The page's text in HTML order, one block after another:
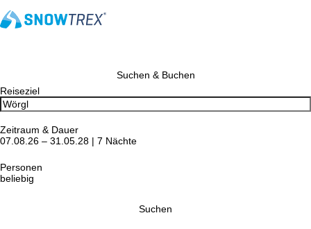
Suchen & Buchen
Reiseziel
Zeitraum & Dauer
07.08.26 – 31.05.28 | 7 Nächte
Personen
beliebig
Suchen